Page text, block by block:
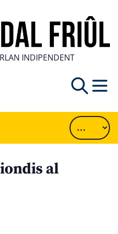
INDIPENDENT
al